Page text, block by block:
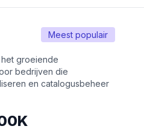
Meest populair
groeiende
bedrijven die
en catalogusbeheer